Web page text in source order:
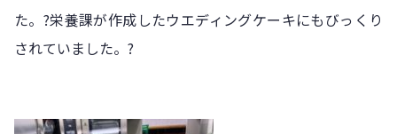
た。?栄養課が作成したウエディングケーキにもびっくり
されていました。?